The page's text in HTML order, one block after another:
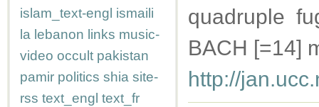
islam_text-engl ismaili
la lebanon links music-
video occult pakistan
pamir politics shia site-
rss text_engl text_fr
quadruple
BACH [=14]
http://